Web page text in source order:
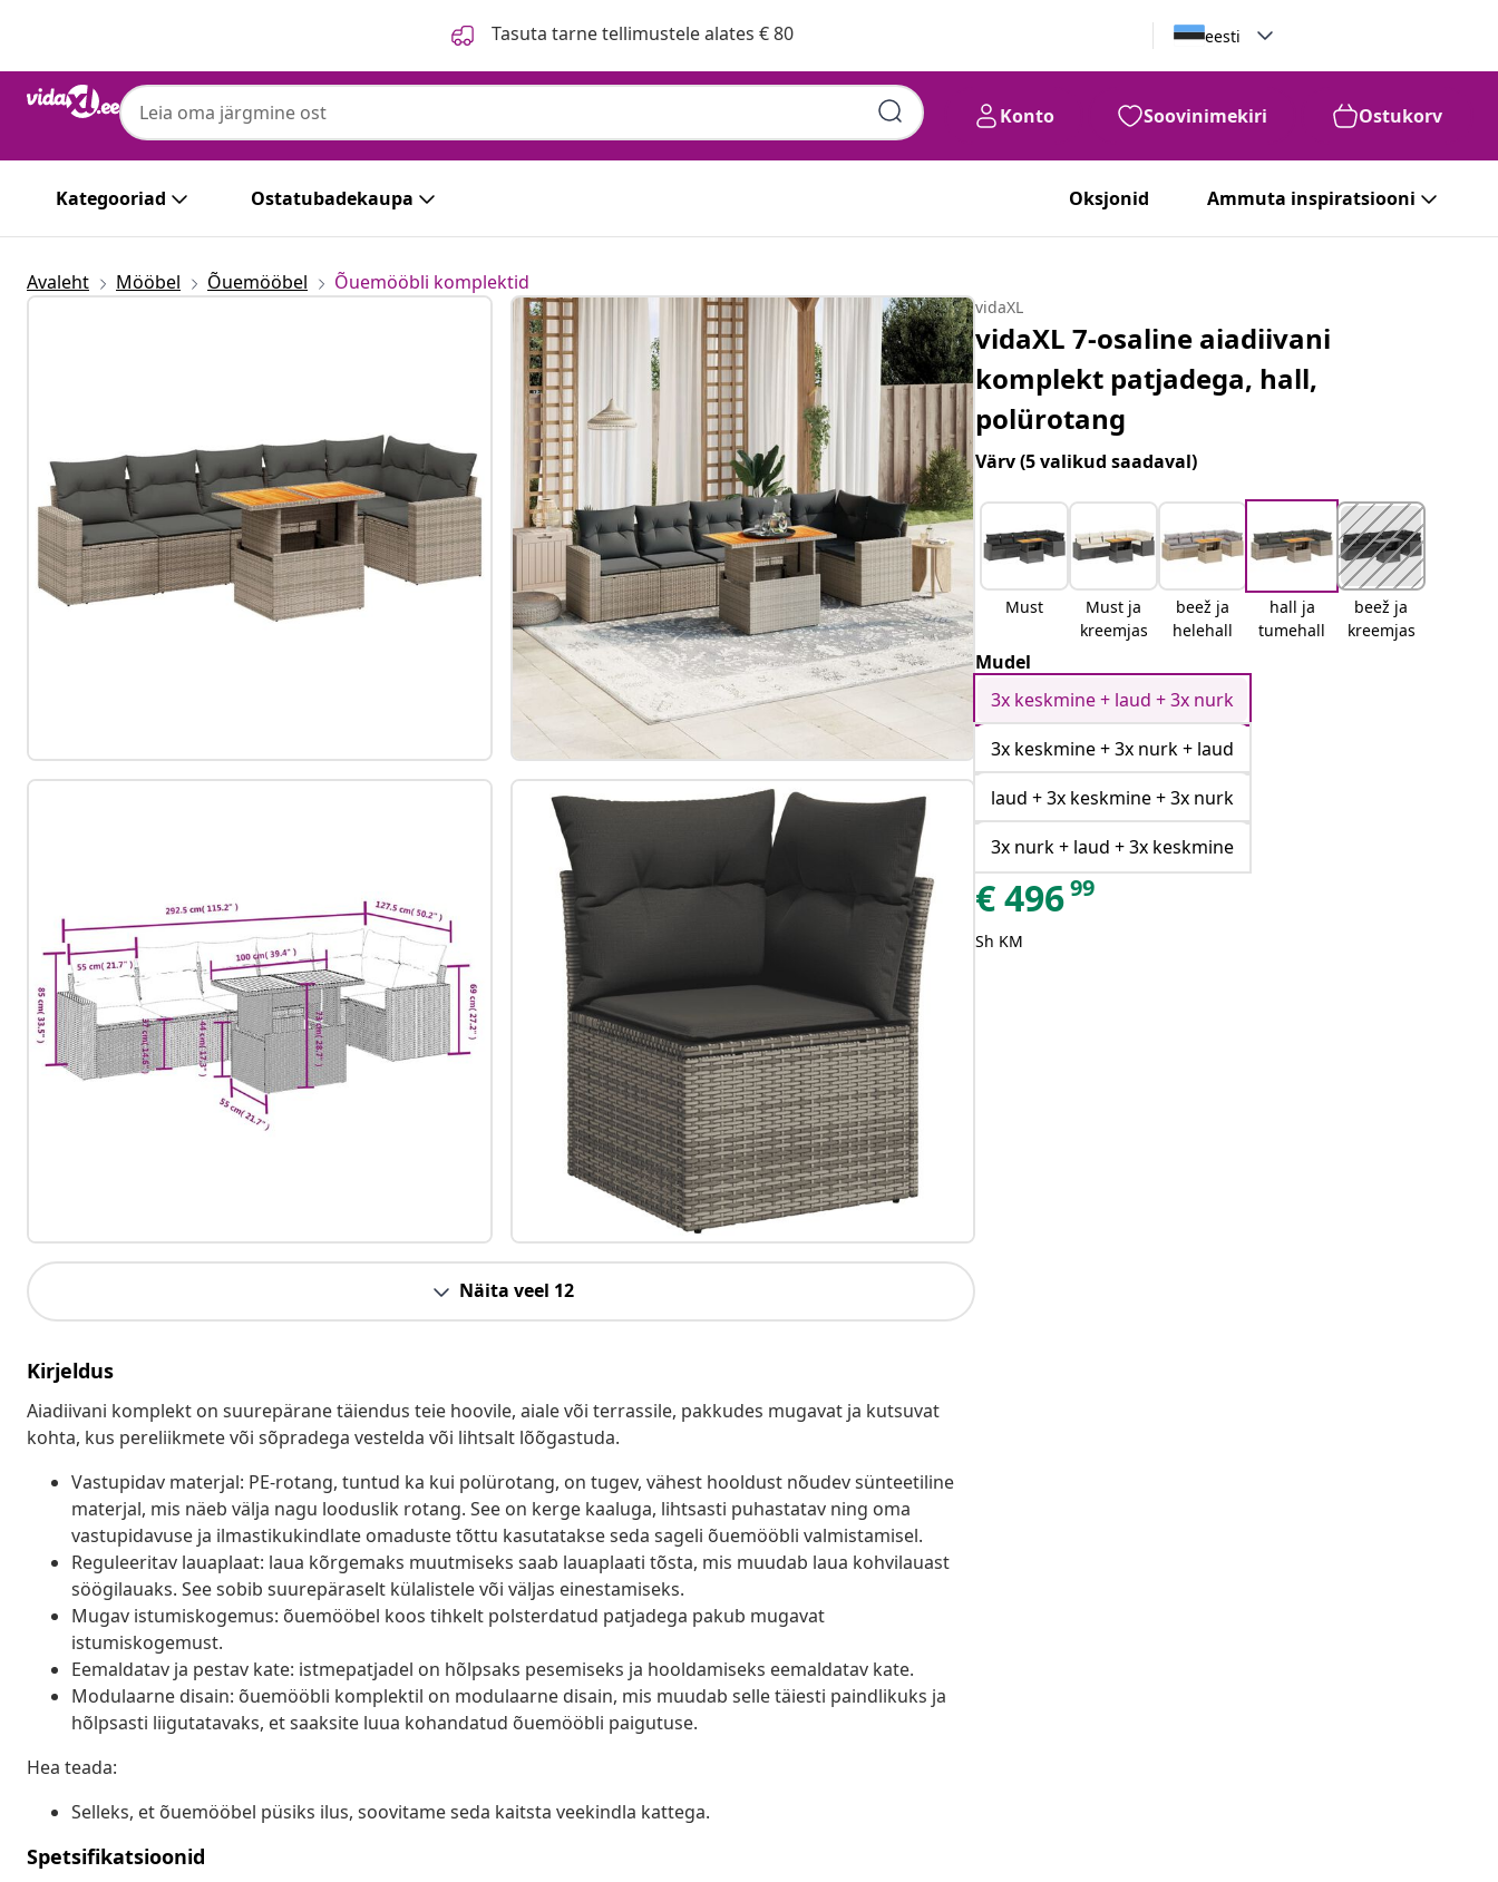
Tasuta tarne tellimustele alates € 80 eesti
Konto Soovinimekiri Ostukorv
Kategooriad Ostatubadekaupa Oksjonid Ammuta inspiratsiooni
Avaleht Mööbel Õuemööbel Õuemööbli komplektid
Näita veel 12
Kirjeldus
Aiadiivani komplekt on suurepärane täiendus teie hoovile, aiale või terrassile, pakkudes mugavat ja kutsuvat
kohta, kus pereliikmete või sõpradega vestelda või lihtsalt lõõgastuda.
Vastupidav materjal: PE-rotang, tuntud ka kui polürotang, on tugev, vähest hooldust nõudev sünteetiline
materjal, mis näeb välja nagu looduslik rotang. See on kerge kaaluga, lihtsasti puhastatav ning oma
vastupidavuse ja ilmastikukindlate omaduste tõttu kasutatakse seda sageli õuemööbli valmistamisel.
Reguleeritav lauaplaat: laua kõrgemaks muutmiseks saab lauaplaati tõsta, mis muudab laua kohvilauast
söögilauaks. See sobib suurepäraselt külalistele või väljas einestamiseks.
Mugav istumiskogemus: õuemööbel koos tihkelt polsterdatud patjadega pakub mugavat
istumiskogemust.
Eemaldatav ja pestav kate: istmepatjadel on hõlpsaks pesemiseks ja hooldamiseks eemaldatav kate.
Modulaarne disain: õuemööbli komplektil on modulaarne disain, mis muudab selle täiesti paindlikuks ja
hõlpsasti liigutatavaks, et saaksite luua kohandatud õuemööbli paigutuse.
Hea teada:
Selleks, et õuemööbel püsiks ilus, soovitame seda kaitsta veekindla kattega.
Spetsifikatsioonid
vidaXL
vidaXL 7-osaline aiadiivani
komplekt patjadega, hall,
polürotang
Värv(5 valikud saadaval)
Must
Must ja
kreemjas
beež ja
helehall
hall ja
tumehall
beež ja
kreemjas
Mudel
3x keskmine + laud + 3x nurk
3x keskmine + 3x nurk + laud
laud + 3x keskmine + 3x nurk
3x nurk + laud + 3x keskmine
€49699
Sh KM